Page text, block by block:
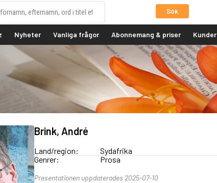
Sök
Nyheter Vanliga frågor Abonnemang & priser Kunder
Brink, André
Land/region:
Sydafrika
Genrer:
Prosa
Presentationen uppdaterades 2025-07-10